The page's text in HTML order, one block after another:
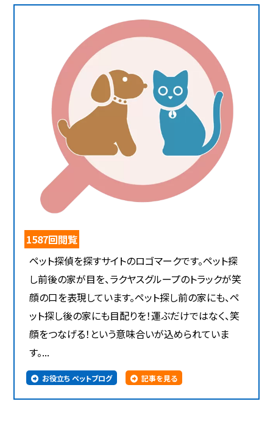
1587回閲覧
ペット探偵を探すサイトのロゴマークです。ペット探
し前後の家が目を、ラクヤスグループのトラックが笑
顔の口を表現しています。ペット探し前の家にも、ペ
ット探し後の家にも目配りを！運ぶだけではなく、笑
顔をつなげる！という意味合いが込められていま
す。...
お役立ち ペットブログ 記事を見る